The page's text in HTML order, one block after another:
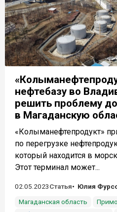
нефтебазу во
решить проблему
в Магаданскую
«Колыманефтепродукт»
по перегрузке
который находится в
Этот терминал может...
02.05.2023Статья
Юлия
Магаданская область